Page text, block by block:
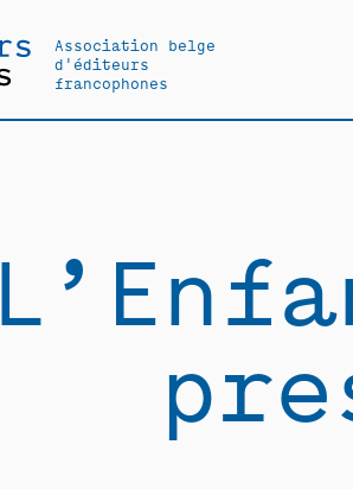
Association belge
d'éditeurs
francophones